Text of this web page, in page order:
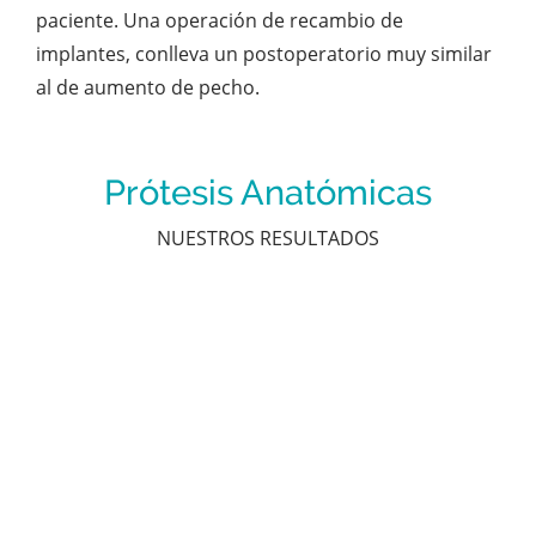
paciente. Una operación de recambio de
implantes, conlleva un postoperatorio muy similar
al de aumento de pecho.
Prótesis Anatómicas
NUESTROS RESULTADOS